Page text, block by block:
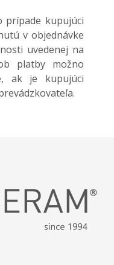
prípade kupujúci
v objednávke
uvedenej na
platby možno
ak je kupujúci